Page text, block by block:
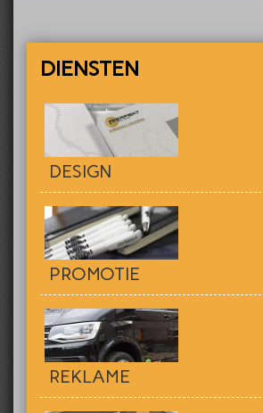
DIENSTEN
DESIGN
PROMOTIE
REKLAME